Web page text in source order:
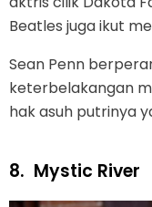
Beatles juga ikut
Sean Penn
keterbelakangan
hak asuh putrinya
8. Mystic River